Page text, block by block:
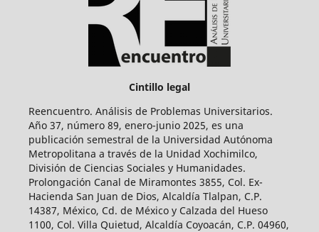
Cintillo legal
Reencuentro. Análisis de Problemas Universitarios.
Año 37, número 89, enero-junio 2025, es una
publicación semestral de la Universidad Autónoma
Metropolitana a través de la Unidad Xochimilco,
División de Ciencias Sociales y Humanidades.
Prolongación Canal de Miramontes 3855, Col. Ex-
Hacienda San Juan de Dios, Alcaldía Tlalpan, C.P.
14387, México, Cd. de México y Calzada del Hueso
1100, Col. Villa Quietud, Alcaldía Coyoacán, C.P. 04960,